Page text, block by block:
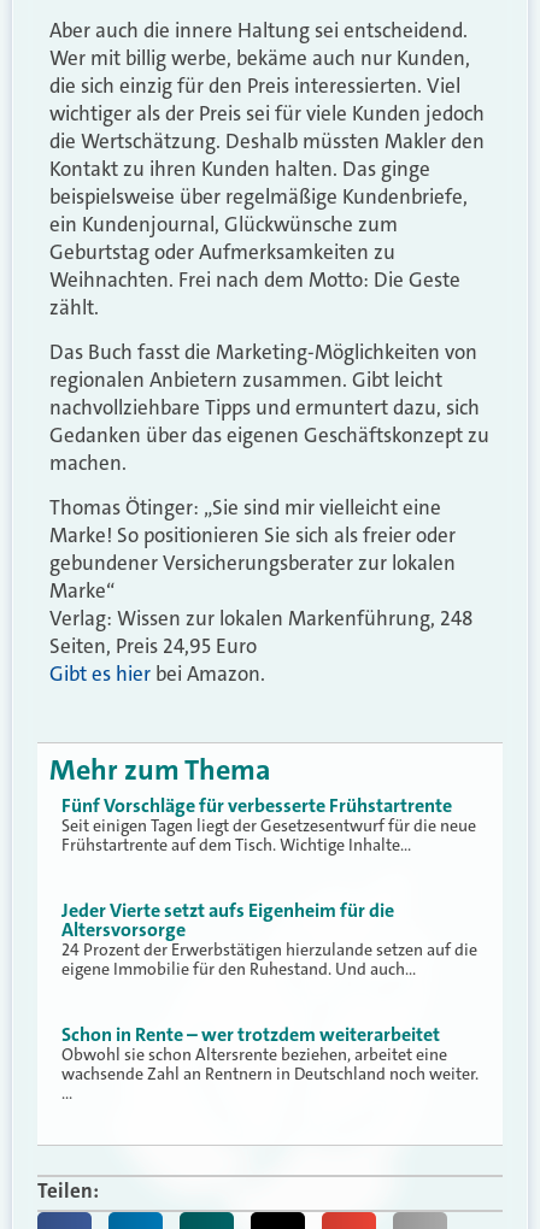
Aber auch die innere Haltung sei entscheidend.
Wer mit billig werbe, bekäme auch nur Kunden,
die sich einzig für den Preis interessierten. Viel
wichtiger als der Preis sei für viele Kunden jedoch
die Wertschätzung. Deshalb müssten Makler den
Kontakt zu ihren Kunden halten. Das ginge
beispielsweise über regelmäßige Kundenbriefe,
ein Kundenjournal, Glückwünsche zum
Geburtstag oder Aufmerksamkeiten zu
Weihnachten. Frei nach dem Motto: Die Geste
zählt.
Das Buch fasst die Marketing-Möglichkeiten von
regionalen Anbietern zusammen. Gibt leicht
nachvollziehbare Tipps und ermuntert dazu, sich
Gedanken über das eigenen Geschäftskonzept zu
machen.
Thomas Ötinger: „Sie sind mir vielleicht eine
Marke! So positionieren Sie sich als freier oder
gebundener Versicherungsberater zur lokalen
Marke“
Verlag: Wissen zur lokalen Markenführung, 248
Seiten, Preis 24,95 Euro
Gibt es hier bei Amazon.
Mehr zum Thema
Fünf Vorschläge für verbesserte Frühstartrente
Seit einigen Tagen liegt der Gesetzesentwurf für die neue
Frühstartrente auf dem Tisch. Wichtige Inhalte…
Jeder Vierte setzt aufs Eigenheim für die
Altersvorsorge
24 Prozent der Erwerbstätigen hierzulande setzen auf die
eigene Immobilie für den Ruhestand. Und auch…
Schon in Rente – wer trotzdem weiterarbeitet
Obwohl sie schon Altersrente beziehen, arbeitet eine
wachsende Zahl an Rentnern in Deutschland noch weiter.
…
Teilen: